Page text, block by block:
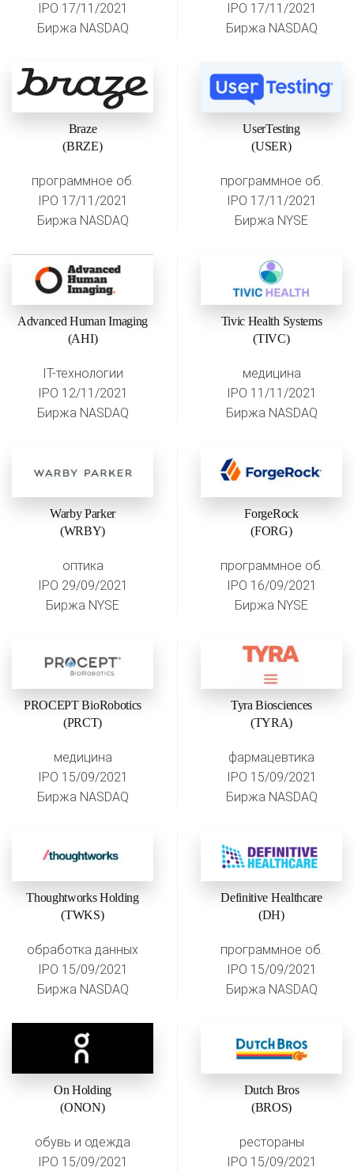
IPO 17/11/2021
Биржа NASDAQ
IPO 17/11/2021
Биржа NASDAQ
Braze
(BRZE)
программное об.
IPO 17/11/2021
Биржа NASDAQ
UserTesting
(USER)
программное об.
IPO 17/11/2021
Биржа NYSE
Advanced Human Imaging
(AHI)
IT-технологии
IPO 12/11/2021
Биржа NASDAQ
Tivic Health Systems
(TIVC)
медицина
IPO 11/11/2021
Биржа NASDAQ
Warby Parker
(WRBY)
оптика
IPO 29/09/2021
Биржа NYSE
ForgeRock
(FORG)
программное об.
IPO 16/09/2021
Биржа NYSE
PROCEPT BioRobotics
(PRCT)
медицина
IPO 15/09/2021
Биржа NASDAQ
Tyra Biosciences
(TYRA)
фармацевтика
IPO 15/09/2021
Биржа NASDAQ
Thoughtworks Holding
(TWKS)
обработка данных
IPO 15/09/2021
Биржа NASDAQ
Definitive Healthcare
(DH)
программное об.
IPO 15/09/2021
Биржа NASDAQ
On Holding
(ONON)
обувь и одежда
IPO 15/09/2021
Dutch Bros
(BROS)
рестораны
IPO 15/09/2021